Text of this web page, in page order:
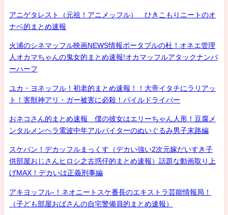
アニゲタレスト（元祖！アニメッフル） ひきこもりニートのオ
ナベ的まとめ速報
火浦のシネマッフル映画NEWS情報ポータブルの杜！オネエ管理
人オカマちゃんの鬼女的まとめ速報!オカマッフルアタックナンバ
ーハーフ
ユカ・ヨネッフル！初老的まとめ速報！！大帝イタチにラリアッ
ト！害獣神アリ・ガー被害に必殺！パイルドライバー
おネコさん的まとめ速報 僕の彼女はエリーちゃん人形！豆腐メ
ンタルメンヘラ電波中年アルバイターのぬいぐるみ男子末路編
スケバン！デカッフルまっくす（デカい強い2次元嫁だいすき子
供部屋おじさんヒロシ之古惑仔的まとめ速報）話題な動画取り上
げMAX！デカいは正義刑事編
アキヨッフル-！ネオニートスケ番長のエキストラ芸能情報局！
（子ども部屋おばさんの自宅警備員的まとめ速報）